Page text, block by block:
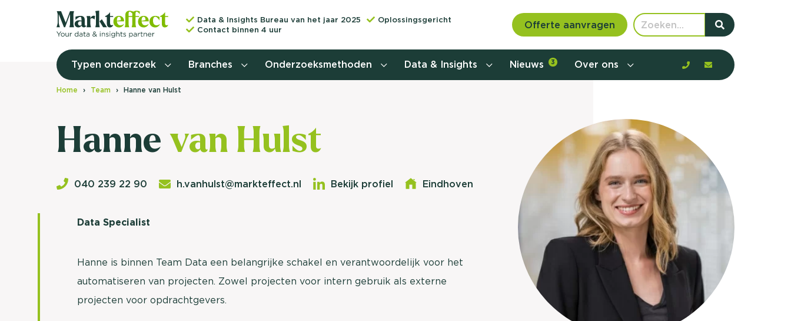
Data & Insights Bureau van het jaar 2025
Oplossingsgericht
Contact binnen 4 uur
Offerte aanvragen
Typen onderzoek
Customer journey onderzoek
Onderzoek (NSKO)
Usage & attitude onderzoek
Relevantere communicatie en aanbod door de
customer journey, de barrières en gedrag in kaart te
brengen. Benieuwd hoe?
Client Consultant
Branches Onderzoeksmethoden Data & Insights Nieuws 3 Over ons
Home Team Hanne van Hulst
Hannevan Hulst
040 239 22 90 h.vanhulst@markteffect.nl Bekijk profiel Eindhoven
Data Specialist
Hanne is binnen Team Data een belangrijke schakel en verantwoordelijk voor het
automatiseren van projecten. Zowel projecten voor intern gebruik als externe
projecten voor opdrachtgevers.